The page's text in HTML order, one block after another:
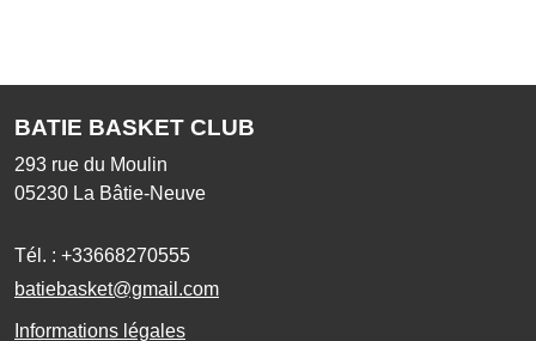
BATIE BASKET CLUB
293 rue du Moulin
05230 La Bâtie-Neuve
Tél. : +33668270555
batiebasket@gmail.com
Informations légales